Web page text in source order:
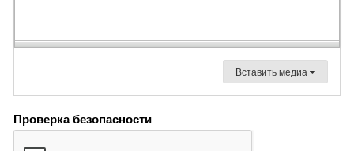
Вставить медиа
Проверка безопасности